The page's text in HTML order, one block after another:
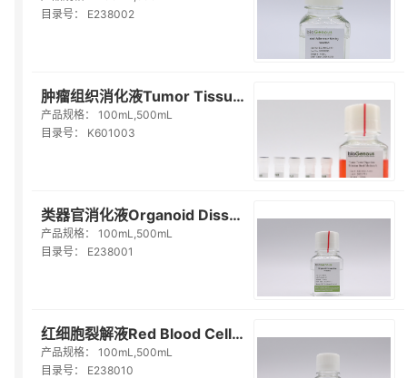
目录号：
E238002
肿瘤组织消化液Tumor Tissue Digestion Solution（K601003）
产品规格：
100mL,500mL
目录号：
K601003
类器官消化液Organoid Dissociation Solution（E238001）
产品规格：
100mL,500mL
目录号：
E238001
红细胞裂解液Red Blood Cell Lysis Solution（E238010）
产品规格：
100mL,500mL
目录号：
E238010